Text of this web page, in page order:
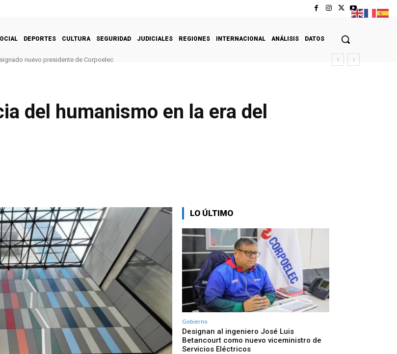
DEPORTES CULTURA SEGURIDAD JUDICIALES REGIONES INTERNACIONAL ANÁLISIS DATOS
nuevo presidente de Corpoelec
del humanismo en la era del
LO ÚLTIMO
Gobierno
Designan al ingeniero José Luis
Betancourt como nuevo viceministro de
Servicios Eléctricos